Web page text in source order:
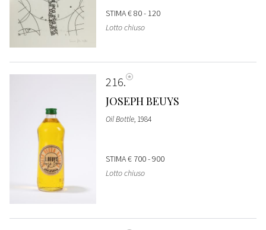
STIMA€ 80 - 120
Lotto chiuso
216
JOSEPH BEUYS
Oil Bottle, 1984
STIMA€ 700 - 900
Lotto chiuso